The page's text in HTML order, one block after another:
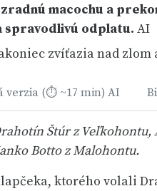
macochu a
spravodlivú odplatu. AI
zvíťazia nad zlom
verzia (⏱ ~17 min) AI
Štúr z
Botto z Malohontu.
ktorého volali